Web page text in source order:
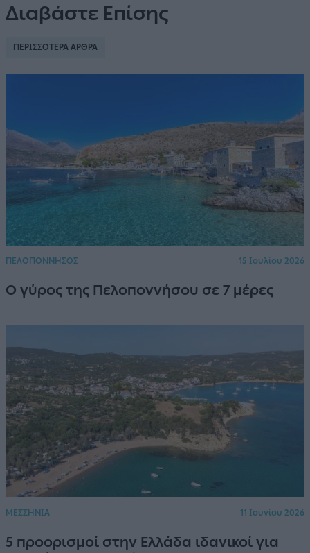
Διαβάστε Επίσης
ΠΕΡΙΣΣΟΤΕΡΑ ΑΡΘΡΑ
ΠΕΛΟΠΟΝΝΗΣΟΣ 15 Ιουλίου 2026
Ο γύρος της Πελοποννήσου σε 7 μέρες
ΜΕΣΣΗΝΙΑ 11 Ιουνίου 2026
5 προορισμοί στην Ελλάδα ιδανικοί για